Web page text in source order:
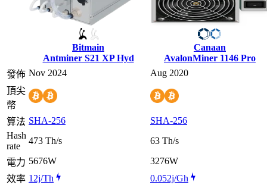
Bitmain
Antminer S21 XP Hyd
Canaan
AvalonMiner 1146 Pro
發佈 Nov 2024
Aug 2020
頂尖
幣
算法 SHA-256
SHA-256
Hash
rate
473 Th/s 63 Th/s
電力 5676W
3276W
效率 12j/Th
0.052j/Gh